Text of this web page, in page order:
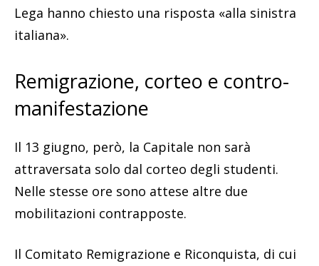
Lega hanno chiesto una risposta «alla sinistra
italiana».
Remigrazione, corteo e contro-
manifestazione
Il 13 giugno, però, la Capitale non sarà
attraversata solo dal corteo degli studenti.
Nelle stesse ore sono attese altre due
mobilitazioni contrapposte.
Il Comitato Remigrazione e Riconquista, di cui